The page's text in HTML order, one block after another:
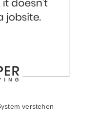
verstehen